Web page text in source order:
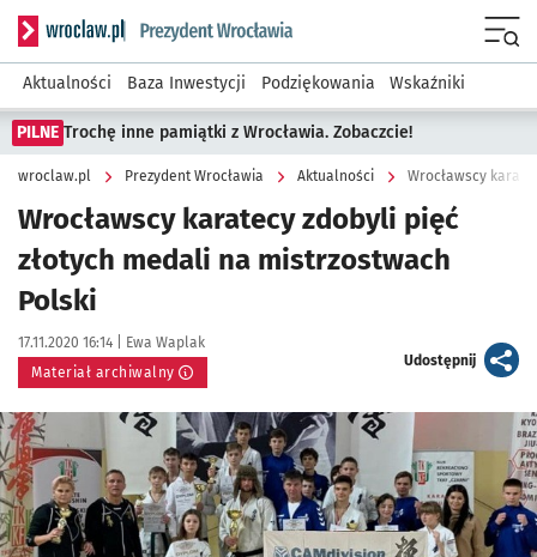
Serwis informacyjny wroclaw.pl podserwis: Prezydent
Aktualności Baza Inwestycji Podziękowania Wskaźniki
PILNE Trochę inne pamiątki z Wrocławia. Zobaczcie!
wroclaw.pl Prezydent Wrocławia Aktualności Wrocławscy
Wrocławscy karatecy zdobyli pięć
złotych medali na mistrzostwach
Polski
Data publikacji:
17.11.2020 16:14 | Autor:
Ewa Waplak
Materiał archiwalny
Udostępnijartykuł
Kliknij, aby powiększyć